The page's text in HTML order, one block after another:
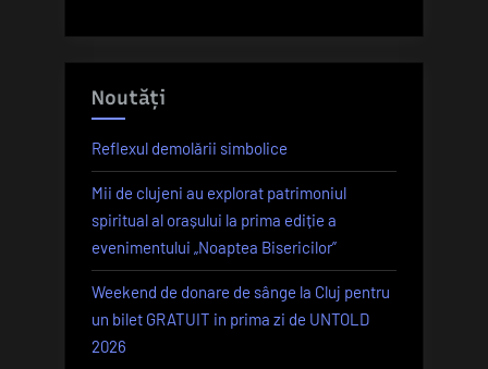
Noutăți
Reflexul demolării simbolice
Mii de clujeni au explorat patrimoniul
spiritual al orașului la prima ediție a
evenimentului „Noaptea Bisericilor”
Weekend de donare de sânge la Cluj pentru
un bilet GRATUIT in prima zi de UNTOLD
2026